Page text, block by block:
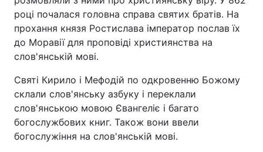
році почалася головна справа святих братів. На
прохання князя Ростислава імператор послав їх
до Моравії для проповіді християнства на
слов'янській мові.
Святі Кирило і Мефодій по одкровенню Божому
склали слов'янську азбуку і переклали
слов'янською мовою Євангеліє і багато
богослужбових книг. Також вони ввели
богослужіння на слов'янській мові.